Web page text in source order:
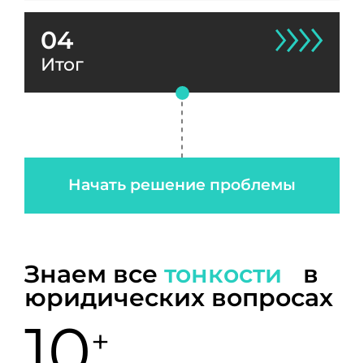
04
Итог
Начать решение проблемы
Знаем все тонкости в
юридических вопросах
+